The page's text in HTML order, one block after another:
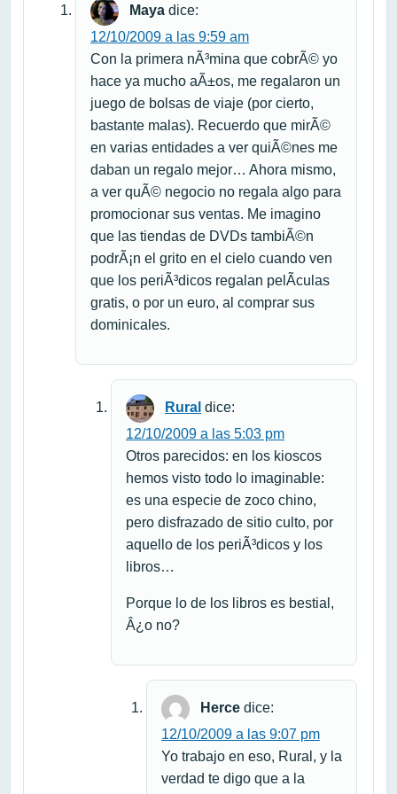
Maya dice:
12/10/2009 a las 9:59 am
Con la primera nÃ³mina que cobrÃ© yo
hace ya mucho aÃ±os, me regalaron un
juego de bolsas de viaje (por cierto,
bastante malas). Recuerdo que mirÃ©
en varias entidades a ver quiÃ©nes me
daban un regalo mejor… Ahora mismo,
a ver quÃ© negocio no regala algo para
promocionar sus ventas. Me imagino
que las tiendas de DVDs tambiÃ©n
podrÃ¡n el grito en el cielo cuando ven
que los periÃ³dicos regalan pelÃ­culas
gratis, o por un euro, al comprar sus
dominicales.
Rural dice:
12/10/2009 a las 5:03 pm
Otros parecidos: en los kioscos
hemos visto todo lo imaginable:
es una especie de zoco chino,
pero disfrazado de sitio culto, por
aquello de los periÃ³dicos y los
libros…
Porque lo de los libros es bestial,
Â¿o no?
Herce dice:
12/10/2009 a las 9:07 pm
Yo trabajo en eso, Rural, y la
verdad te digo que a la